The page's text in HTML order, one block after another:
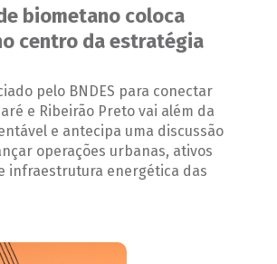
biometano coloca
centro da estratégia
pelo BNDES para conectar
e Ribeirão Preto vai além da
e antecipa uma discussão
operações urbanas, ativos
infraestrutura energética das